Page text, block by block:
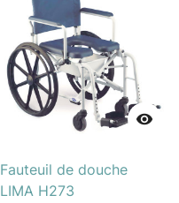

Fauteuil de douche
LIMA H273